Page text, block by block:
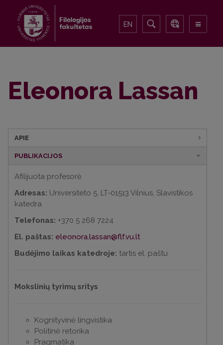
EN
Eleonora Lassan
APIE
PUBLIKACIJOS
Afilijuota profesorė
Adresas: Universiteto 5, LT-01513 Vilnius, Slavistikos
katedra
Telefonas: +370 5 268 7224
El. paštas: eleonora.lassan@flf.vu.lt
Budėjimo laikas katedroje: tartis el. paštu
Mokslinių tyrimų sritys
Kognityvinė lingvistika
Politinė retorika
Pragmatika